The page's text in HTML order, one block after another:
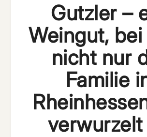
Gutzler –
Weingut,
nicht nur
Familie